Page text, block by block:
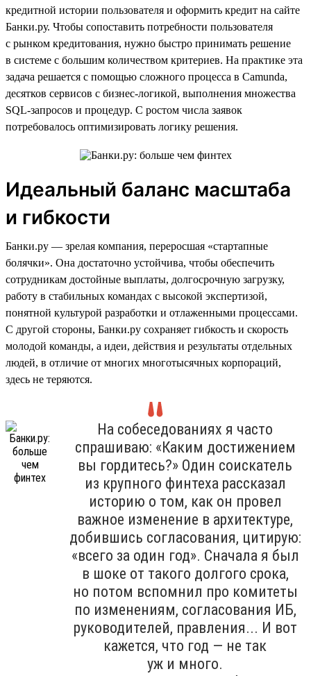
кредитной истории пользователя и оформить кредит на сайте
Банки.ру. Чтобы сопоставить потребности пользователя
с рынком кредитования, нужно быстро принимать решение
в системе с большим количеством критериев. На практике эта
задача решается с помощью сложного процесса в Camunda,
десятков сервисов с бизнес-логикой, выполнения множества
SQL-запросов и процедур. С ростом числа заявок
потребовалось оптимизировать логику решения.
Идеальный баланс масштаба
и гибкости
Банки.ру — зрелая компания, переросшая «стартапные
болячки». Она достаточно устойчива, чтобы обеспечить
сотрудникам достойные выплаты, долгосрочную загрузку,
работу в стабильных командах с высокой экспертизой,
понятной культурой разработки и отлаженными процессами.
С другой стороны, Банки.ру сохраняет гибкость и скорость
молодой команды, а идеи, действия и результаты отдельных
людей, в отличие от многих многотысячных корпораций,
здесь не теряются.
На собеседованиях я часто
спрашиваю: «Каким достижением
вы гордитесь?» Один соискатель
из крупного финтеха рассказал
историю о том, как он провел
важное изменение в архитектуре,
добившись согласования, цитирую:
«всего за один год». Сначала я был
в шоке от такого долгого срока,
но потом вспомнил про комитеты
по изменениям, согласования ИБ,
руководителей, правления... И вот
кажется, что год — не так
уж и много.